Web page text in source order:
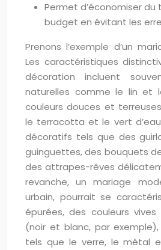
Permet d’économiser
budget en évitant les
Prenons l’exemple d’un
Les caractéristiques
décoration incluent
naturelles comme le lin et
couleurs douces et
le terracotta et le vert
décoratifs tels que des
guinguettes, des bouquets
des attrapes-rêves
revanche, un mariage
urbain, pourrait se
épurées, des couleurs
(noir et blanc, par
tels que le verre, le métal